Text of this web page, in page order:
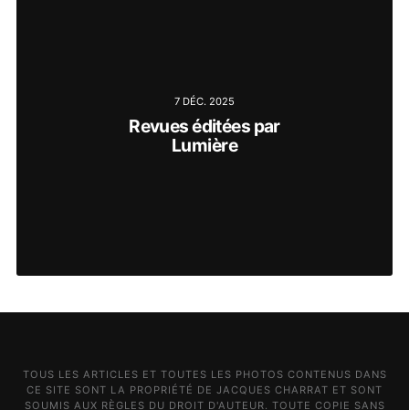
7 DÉC. 2025
Revues éditées par
Lumière
TOUS LES ARTICLES ET TOUTES LES PHOTOS CONTENUS DANS
CE SITE SONT LA PROPRIÉTÉ DE JACQUES CHARRAT ET SONT
SOUMIS AUX RÈGLES DU DROIT D'AUTEUR. TOUTE COPIE SANS